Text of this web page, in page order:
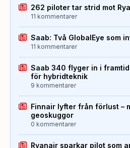
262 piloter tar strid mot
11 kommentarer
Saab: Två GlobalEye som
11 kommentarer
Saab 340 flyger in i
för hybridteknik
9 kommentarer
Finnair lyfter från förlust –
geoskuggor
0 kommentarer
Ryanair sparkar pilot som